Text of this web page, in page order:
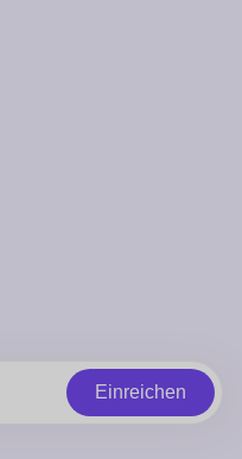
Einreichen